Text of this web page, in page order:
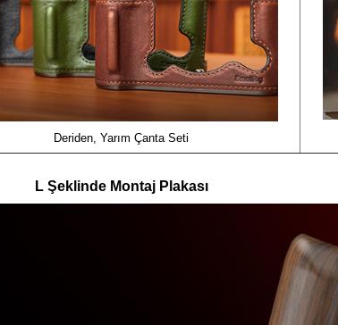
Deriden, Yarım Çanta Seti
L Şeklinde Montaj Plakası